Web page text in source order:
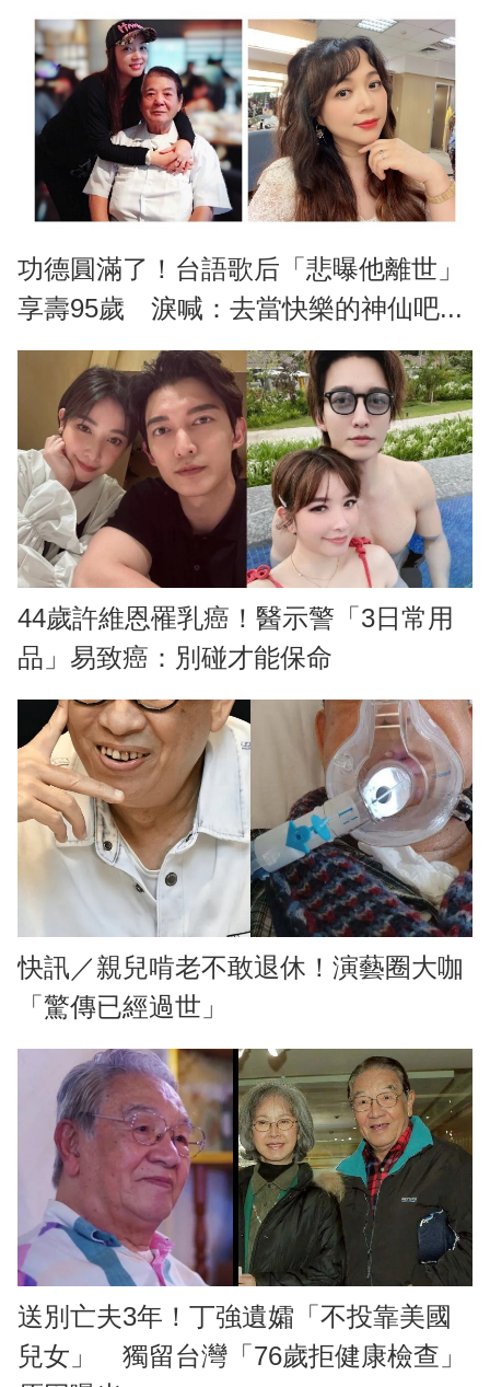
功德圓滿了！台語歌后「悲曝他離世」
享壽95歲 淚喊：去當快樂的神仙吧...
44歲許維恩罹乳癌！醫示警「3日常用
品」易致癌：別碰才能保命
快訊／親兒啃老不敢退休！演藝圈大咖
「驚傳已經過世」
送別亡夫3年！丁強遺孀「不投靠美國
兒女」 獨留台灣「76歲拒健康檢查」